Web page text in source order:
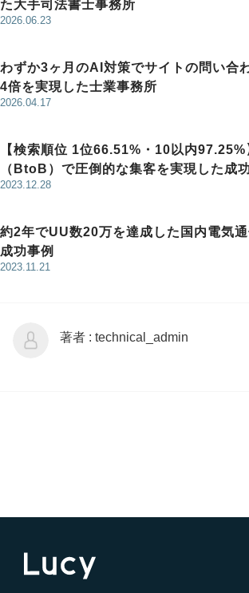
た大手司法書士事務所
2026.06.23
わずか3ヶ月のAI対策でサイトの問い合
4倍を実現した士業事務所
2026.04.17
【検索順位 1位66.51%・10以内97.25%
（BtoB）で圧倒的な集客を実現した成
2023.12.28
約2年でUU数20万を達成した国内電気
成功事例
2023.11.21
著者 : technical_admin